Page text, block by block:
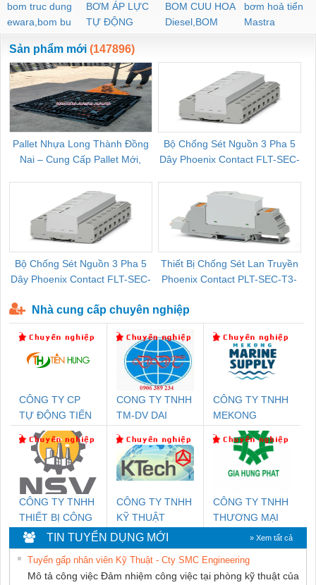
bom truc dung
ewara,bom bu
ewara
BƠM ÁP LỰC
TỰ ĐỘNG
BOM CUU HOA
Diesel,BOM
CHUA CHAY
bơm hoả tiển
Mastra
Sản phẩm mới (147896)
Pallet Nhựa Long Thành Đồng
Nai – Cung Cấp Pallet Mới,
Bộ Chống Sét Nguồn 3 Pha 5
Dây Phoenix Contact FLT-SEC-
Bộ Chống Sét Nguồn 3 Pha 5
Dây Phoenix Contact FLT-SEC-
Thiết Bị Chống Sét Lan Truyền
Phoenix Contact PLT-SEC-T3-
Nhà cung cấp chuyên nghiệp
CÔNG TY CP
TỰ ĐỘNG TIẾN
HƯNG
CONG TY TNHH
TM-DV DAI
CÔNG TY TNHH
MEKONG
MARINE
SUPPLY
CÔNG TY TNHH
THIẾT BỊ CÔNG
NGHIỆP NIHON
SETSUBI VIỆT
NAM
CÔNG TY TNHH
KỸ THUẬT
KTECH VIỆT
NAM
CÔNG TY TNHH
THƯƠNG MẠI
DỊCH VỤ KỸ
THUẬT ĐIỆN CƠ
GIA HƯNG
PHÁT
TIN TUYỂN DỤNG MỚI » Xem tất cả
Tuyển gấp nhân viên Kỹ Thuật - Cty SMC Engineering
Mô tả công việc Đảm nhiệm công việc tại phòng kỹ thuật của